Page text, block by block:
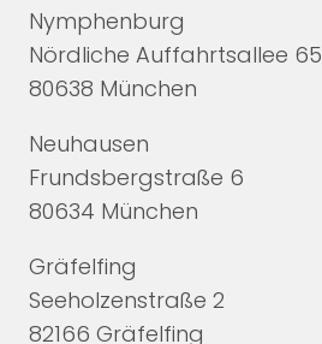
Nymphenburg
Nördliche Auffahrtsallee 65
80638 München
Neuhausen
Frundsbergstraße 6
80634 München
Gräfelfing
Seeholzenstraße 2
82166 Gräfelfing